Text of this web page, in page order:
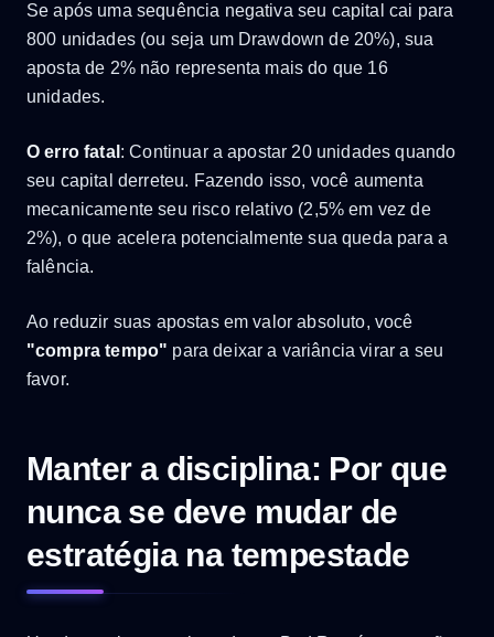
Se após uma sequência negativa seu capital cai para
800 unidades (ou seja um Drawdown de 20%), sua
aposta de 2% não representa mais do que 16
unidades.
O erro fatal : Continuar a apostar 20 unidades quando
seu capital derreteu. Fazendo isso, você aumenta
mecanicamente seu risco relativo (2,5% em vez de
2%), o que acelera potencialmente sua queda para a
falência.
Ao reduzir suas apostas em valor absoluto, você
"compra tempo" para deixar a variância virar a seu
favor.
Manter a disciplina: Por que
nunca se deve mudar de
estratégia na tempestade